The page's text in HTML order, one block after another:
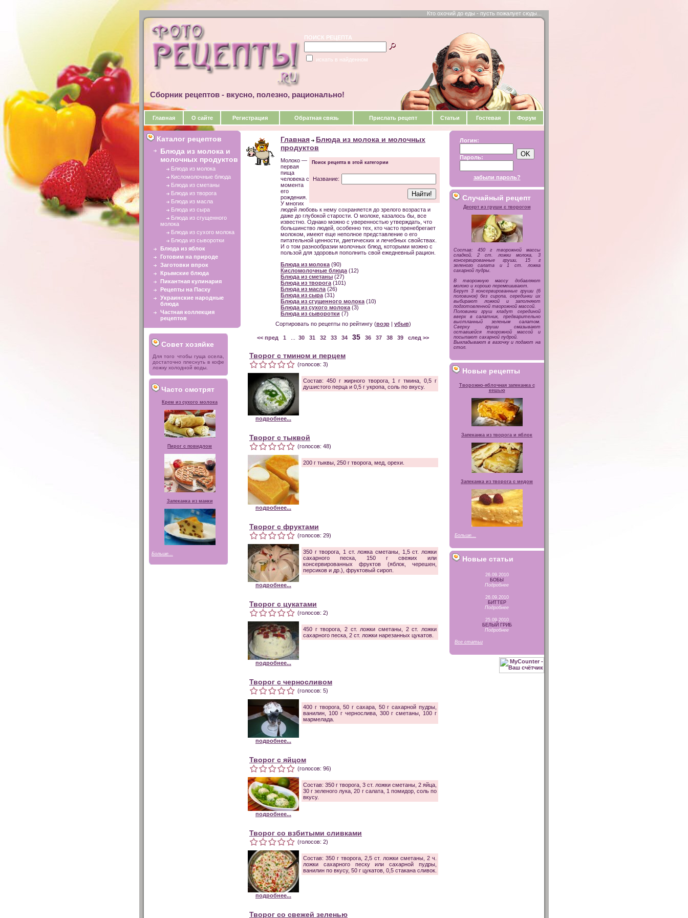
ПОИСК РЕЦЕПТА
искать в найденном
Сборник рецептов - вкусно, полезно, рационально!
Кто охочий до еды - пусть пожалует сюды...
Главная О сайте Регистрация Обратная связь Прислать рецепт Статьи Гостевая Форум
Каталог рецептов
Блюда из молока и
молочных продуктов
Блюда из молока
Кисломолочные блюда
Блюда из сметаны
Блюда из творога
Блюда из масла
Блюда из сыра
Блюда из сгущенного
молока
Блюда из сухого молока
Блюда из сыворотки
Блюда из яблок
Готовим на природе
Заготовки впрок
Крымские блюда
Пикантная кулинария
Рецепты на Пасху
Украинские народные
блюда
Частная коллекция
рецептов
Совет хозяйке
Для того чтобы гуща осела,
достаточно плеснуть в кофе
ложку холодной воды.
Часто смотрят
Крем из сухого молока
Пирог с повидлом
Запеканка из манки
Больше...
Главная
Блюда из молока и молочных
продуктов
Поиск рецепта в этой категории
Название:
Молоко —
первая
пища
человека с
момента
его
рождения.
У многих
людей любовь к нему сохраняется до зрелого возраста и
даже до глубокой старости. О молоке, казалось бы, все
известно. Однако можно с уверенностью утверждать, что
большинство людей, особенно тех, кто часто пренебрегает
молоком, имеют еще неполное представление о его
питательной ценности, диетических и лечебных свойствах.
И о том разнообразии молочных блюд, которыми можно с
пользой для здоровья пополнить свой ежедневный рацион.
Блюда из молока (90)
Кисломолочные блюда (12)
Блюда из сметаны (27)
Блюда из творога (101)
Блюда из масла (26)
Блюда из сыра (31)
Блюда из сгущенного молока (10)
Блюда из сухого молока (3)
Блюда из сыворотки (7)
Сортировать по рецепты по рейтингу (возр| убыв)
<< пред 1 30 31 32 33 34 35 36 37 38 39 след >>
Творог с тмином и перцем
(голосов: 3)
подробнее...
Состав: 450 г жирного творога, 1 г тмина, 0,5 г
душистого перца и 0,5 г укропа, соль по вкусу.
Творог с тыквой
(голосов: 48)
подробнее...
200 г тыквы, 250 г творога, мед, орехи.
Творог с фруктами
(голосов: 29)
подробнее...
350 г творога, 1 ст. ложка сметаны, 1,5 ст. ложки
сахарного песка, 150 г свежих или
консервированных фруктов (яблок, черешен,
персиков и др.), фруктовый сироп.
Творог с цукатами
(голосов: 2)
подробнее...
450 г творога, 2 ст. ложки сметаны, 2 ст. ложки
сахарного песка, 2 ст. ложки нарезанных цукатов.
Творог с черносливом
(голосов: 5)
подробнее...
400 г творога, 50 г сахара, 50 г сахарной пудры,
ванилин, 100 г чернослива, 300 г сметаны, 100 г
мармелада.
Творог с яйцом
(голосов: 96)
подробнее...
Состав: 350 г творога, 3 ст. ложки сметаны, 2 яйца,
30 г зеленого лука, 20 г салата, 1 помидор, соль по
вкусу.
Творог со взбитыми сливками
(голосов: 2)
подробнее...
Состав: 350 г творога, 2,5 ст. ложки сметаны, 2 ч.
ложки сахарного песку или сахарной пудры,
ванилин по вкусу, 50 г цукатов, 0,5 стакана сливок.
Творог со свежей зеленью
Логин:
Пароль:
забыли пароль?
Случайный рецепт
Десерт из груши с творогом
Состав: 450 г творожной массы
сладкой, 2 ст. ложки молока, 3
консервированные груши, 15 г
зеленого салата и 1 ст. ложка
сахарной пудры.
В творожную массу добавляют
молоко и хорошо перемешивают.
Берут 3 консервированные груши (6
половинок) без сиропа, серединки их
выбирают ложкой и заполняют
подготовленной творожной массой.
Половинки груш кладут серединой
вверх в салатник, предварительно
выстланный зеленым салатом.
Сверху груши смазывают
оставшейся творожной массой и
посыпают сахарной пудрой.
Выкладывают в вазочку и подают на
стол.
Новые рецепты
Творожно-яблочная запеканка с
кешью
Запеканка из творога и яблок
Запеканка из творога с медом
Больше...
Новые статьи
26.09.2010
БОБЫ
Подробнее
26.09.2010
БИТТЕР
Подробнее
25.09.2010
БЕЛЫЙ ГРИБ
Подробнее
Все статьи